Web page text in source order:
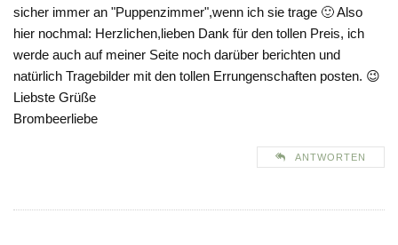
sicher immer an "Puppenzimmer",wenn ich sie trage 🙂 Also
hier nochmal: Herzlichen,lieben Dank für den tollen Preis, ich
werde auch auf meiner Seite noch darüber berichten und
natürlich Tragebilder mit den tollen Errungenschaften posten. 😉
Liebste Grüße
Brombeerliebe
ANTWORTEN